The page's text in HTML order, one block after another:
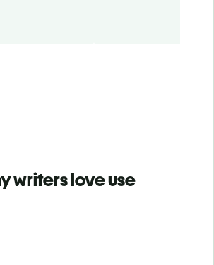
writers love use